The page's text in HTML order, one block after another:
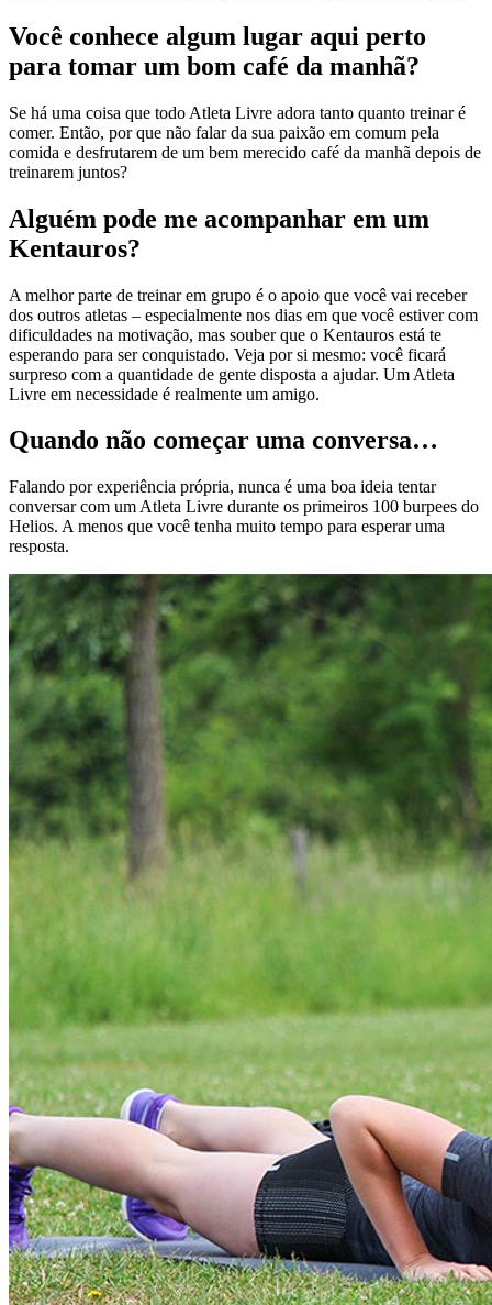
Você conhece algum lugar aqui perto
para tomar um bom café da manhã?
Se há uma coisa que todo Atleta Livre adora tanto quanto treinar é
comer. Então, por que não falar da sua paixão em comum pela
comida e desfrutarem de um bem merecido café da manhã depois de
treinarem juntos?
Alguém pode me acompanhar em um
Kentauros?
A melhor parte de treinar em grupo é o apoio que você vai receber
dos outros atletas – especialmente nos dias em que você estiver com
dificuldades na motivação, mas souber que o Kentauros está te
esperando para ser conquistado. Veja por si mesmo: você ficará
surpreso com a quantidade de gente disposta a ajudar. Um Atleta
Livre em necessidade é realmente um amigo.
Quando não começar uma conversa…
Falando por experiência própria, nunca é uma boa ideia tentar
conversar com um Atleta Livre durante os primeiros 100 burpees do
Helios. A menos que você tenha muito tempo para esperar uma
resposta.